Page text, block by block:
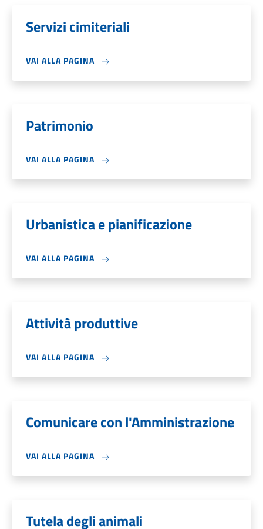
Servizi cimiteriali
VAI ALLA PAGINA
Patrimonio
VAI ALLA PAGINA
Urbanistica e pianificazione
VAI ALLA PAGINA
Attività produttive
VAI ALLA PAGINA
Comunicare con l'Amministrazione
VAI ALLA PAGINA
Tutela degli animali